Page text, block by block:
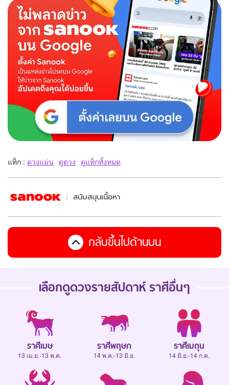
แท็ก : ดวงแม่น ดูดวง ดูแท็กทั้งหมด
สนับสนุนเนื้อหา
กลับขึ้นไปด้านบน
เลือกดูดวงรายสัปดาห์ ราศีอื่นๆ
ราศีเมษ
13 เม.ย.-13 พ.ค.
ราศีพฤษภ
14 พ.ค.-13 มิ.ย.
ราศีเมถุน
14 มิ.ย.-14 ก.ค.